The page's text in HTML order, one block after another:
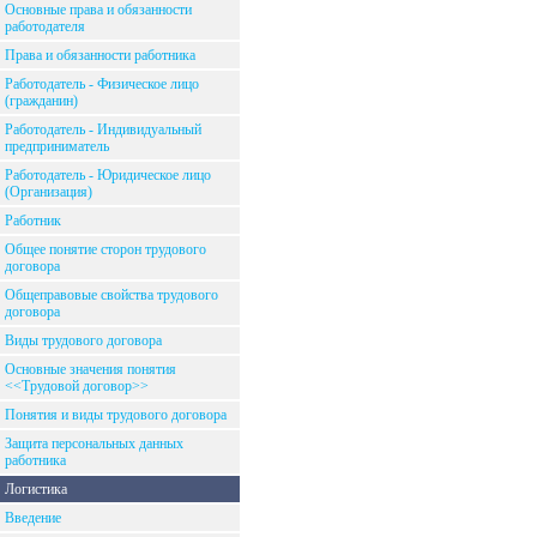
Основные права и обязанности
работодателя
Права и обязанности работника
Работодатель - Физическое лицо
(гражданин)
Работодатель - Индивидуальный
предприниматель
Работодатель - Юридическое лицо
(Организация)
Работник
Общее понятие сторон трудового
договора
Общеправовые свойства трудового
договора
Виды трудового договора
Основные значения понятия
<<Трудовой договор>>
Понятия и виды трудового договора
Защита персональных данных
работника
Логистика
Введение